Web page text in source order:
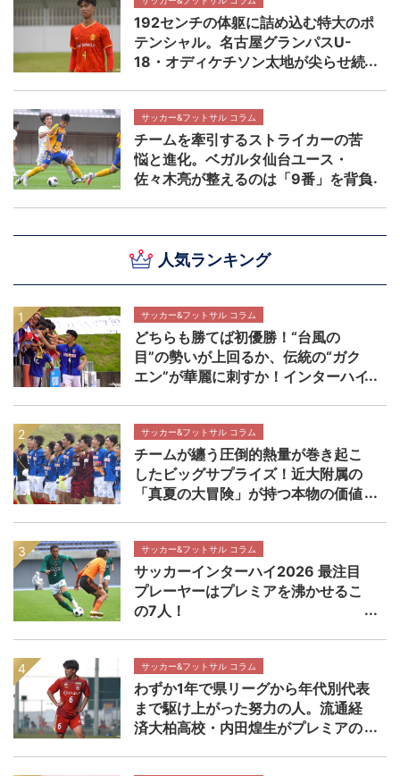
人気ランキング
サッカー&フットサル コラム
どちらも勝てば初優勝！“台風の
目”の勢いが上回るか、伝統の“ガク
エン”が華麗に刺すか！インターハイ
サッカー&フットサル コラム
チームが纏う圧倒的熱量が巻き起こ
したビッグサプライズ！近大附属の
「真夏の大冒険」が持つ本物の価値
サッカー&フットサル コラム
サッカーインターハイ2026 最注目
プレーヤーはプレミアを沸かせるこ
の7人！
サッカー&フットサル コラム
わずか1年で県リーグから年代別代表
まで駆け上がった努力の人。流通経
済大柏高校・内田煌生がプレミアの
192センチの体躯に詰め込む特大のポ
テンシャル。名古屋グランパスU-
18・オディケチソン太地が尖らせ続
サッカー&フットサル コラム
チームを牽引するストライカーの苦
悩と進化。ベガルタ仙台ユース・
佐々木亮が整えるのは「9番」を背負